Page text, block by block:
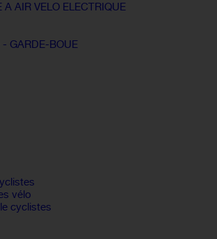
AIR VELO ELECTRIQUE
- GARDE-BOUE
vélo
cyclistes